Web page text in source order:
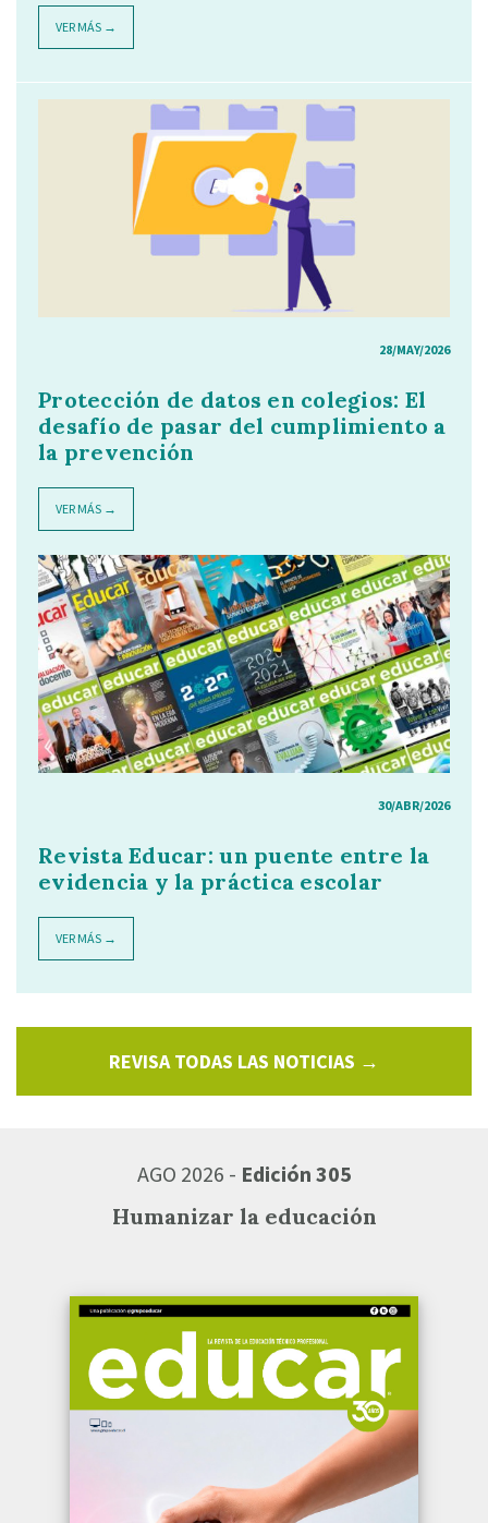
VER MÁS →
28/MAY/2026
Protección de datos en colegios: El
desafío de pasar del cumplimiento a
la prevención
VER MÁS →
30/ABR/2026
Revista Educar: un puente entre la
evidencia y la práctica escolar
VER MÁS →
REVISA TODAS LAS NOTICIAS →
AGO 2026 - Edición 305
Humanizar la educación